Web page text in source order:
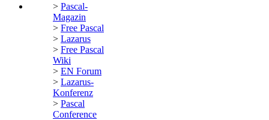
> Pascal-
Magazin
> Free Pascal
> Lazarus
> Free Pascal
Wiki
> EN Forum
> Lazarus-
Konferenz
> Pascal
Conference